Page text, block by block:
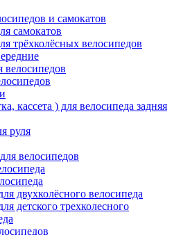
и самокатов
самокатов
трёхколёсных велосипедов
кассета ) для велосипеда задняя
руля
велосипедов
двухколёсного велосипеда
детского трехколесного